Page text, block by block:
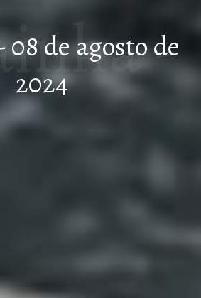
de agosto de
2024
-
de
de